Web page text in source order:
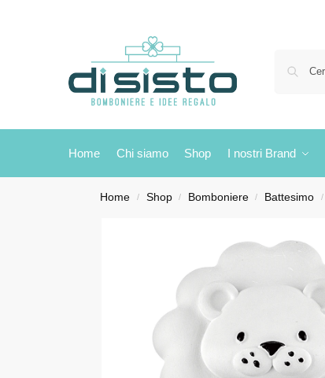
Home Chi siamo Shop I nostri Brand
Home / Shop / Bomboniere / Battesimo /